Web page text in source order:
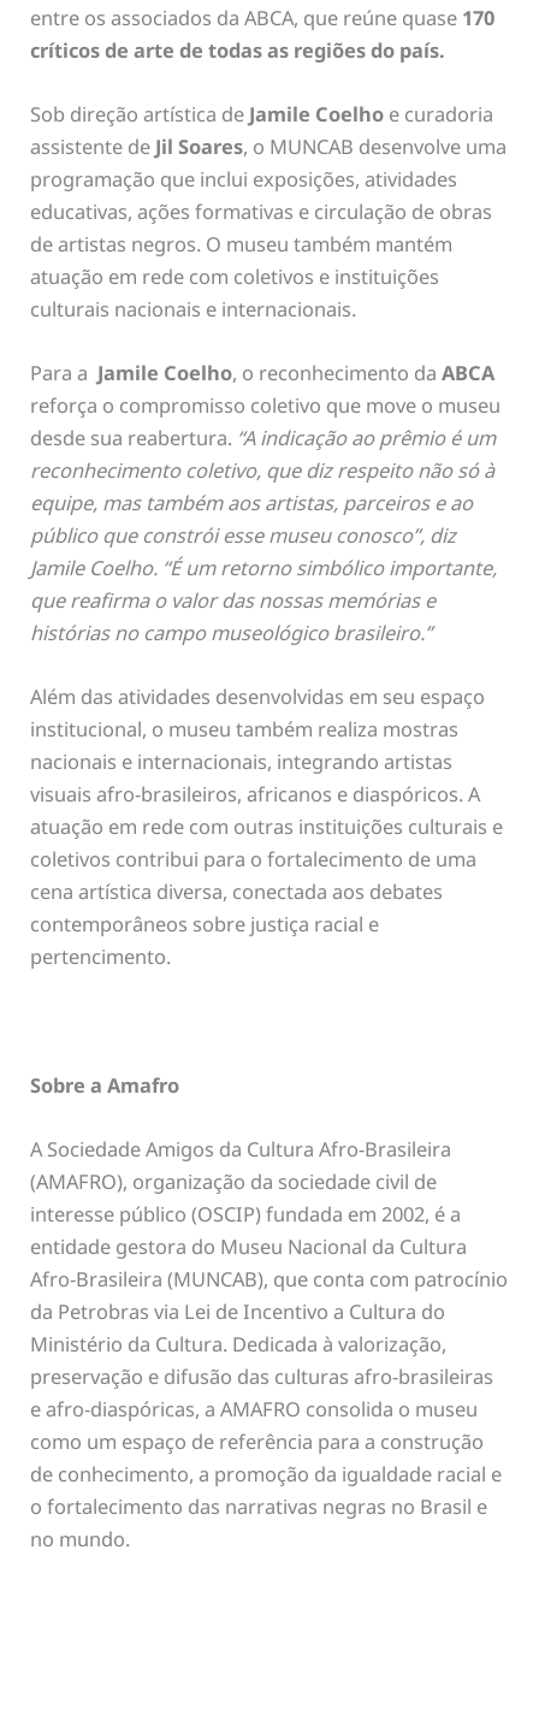
entre os associados da ABCA, que reúne quase 170
críticos de arte de todas as regiões do país.
Sob direção artística de Jamile Coelho e curadoria
assistente de Jil Soares, o MUNCAB desenvolve uma
programação que inclui exposições, atividades
educativas, ações formativas e circulação de obras
de artistas negros. O museu também mantém
atuação em rede com coletivos e instituições
culturais nacionais e internacionais.
Para a Jamile Coelho, o reconhecimento daABCA
reforça o compromisso coletivo que move o museu
desde sua reabertura. “A indicação ao prêmio é um
reconhecimento coletivo, que diz respeito não só à
equipe, mas também aos artistas, parceiros e ao
público que constrói esse museu conosco”, diz
Jamile Coelho. “É um retorno simbólico importante,
que reafirma o valor das nossas memórias e
histórias no campo museológico brasileiro.”
Além das atividades desenvolvidas em seu espaço
institucional, o museu também realiza mostras
nacionais e internacionais, integrando artistas
visuais afro-brasileiros, africanos e diaspóricos. A
atuação em rede com outras instituições culturais e
coletivos contribui para o fortalecimento de uma
cena artística diversa, conectada aos debates
contemporâneos sobre justiça racial e
pertencimento.
Sobre a Amafro
A Sociedade Amigos da Cultura Afro-Brasileira
(AMAFRO), organização da sociedade civil de
interesse público (OSCIP) fundada em 2002, é a
entidade gestora do Museu Nacional da Cultura
Afro-Brasileira (MUNCAB), que conta com patrocínio
da Petrobras via Lei de Incentivo a Cultura do
Ministério da Cultura. Dedicada à valorização,
preservação e difusão das culturas afro-brasileiras
e afro-diaspóricas, a AMAFRO consolida o museu
como um espaço de referência para a construção
de conhecimento, a promoção da igualdade racial e
o fortalecimento das narrativas negras no Brasil e
no mundo.